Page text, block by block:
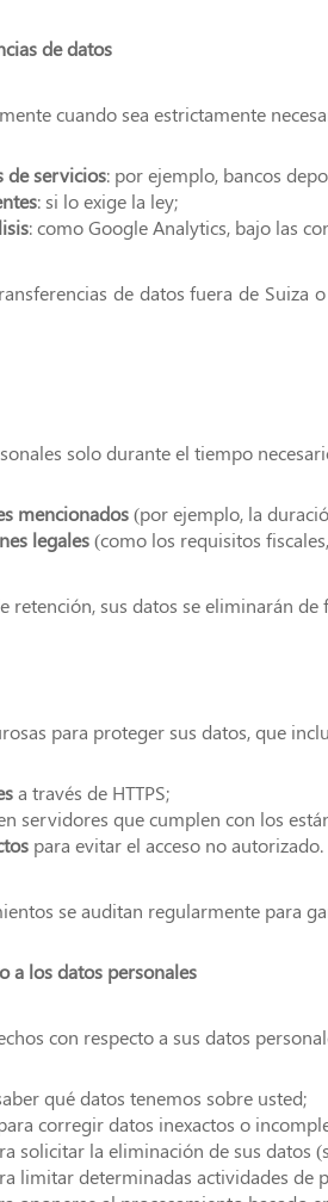
de datos
cuando sea estrictamente
de servicios: por ejemplo, bancos
: si lo exige la ley;
: como Google Analytics, bajo las
de datos fuera de Suiza
solo durante el tiempo
mencionados(por ejemplo, la
legales(como los requisitos
retención, sus datos se eliminarán de
para proteger sus datos, que
a través de HTTPS;
servidores que cumplen con los
para evitar el acceso no autorizado.
se auditan regularmente para
a los datos personales
con respecto a sus datos
qué datos tenemos sobre usted;
corregir datos inexactos o
solicitar la eliminación de sus datos
limitar determinadas actividades de